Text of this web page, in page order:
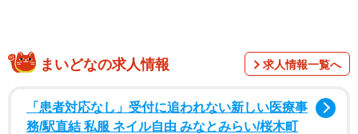
まいどなの求人情報 求人情報一覧へ
「患者対応なし」受付に追われない新しい医療事
務/駅直結 私服 ネイル自由 みなとみらい/桜木町